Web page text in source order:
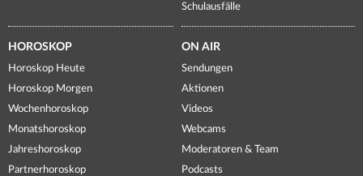
Schulausfälle
HOROSKOP
Horoskop Heute
Horoskop Morgen
Wochenhoroskop
Monatshoroskop
Jahreshoroskop
Partnerhoroskop
ON AIR
Sendungen
Aktionen
Videos
Webcams
Moderatoren & Team
Podcasts